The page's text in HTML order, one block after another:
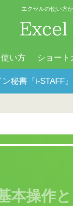
エクセルの使い方
使い方 ショート
秘書『i-STAFF
本操作